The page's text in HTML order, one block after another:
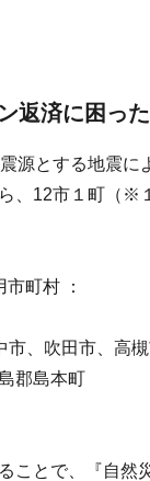
返済に困っ
源とする地震
、12市１町（※
町村 ：
市、吹田市、高
郡島本町
ことで、『自然